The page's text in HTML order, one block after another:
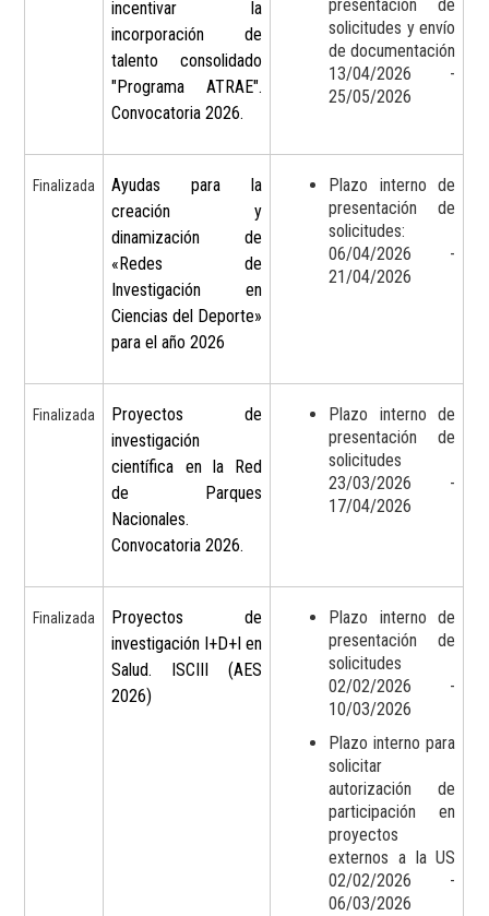
incentivar la
incorporación de
talento consolidado
"Programa ATRAE".
Convocatoria 2026.
presentación de
solicitudes y envío
de documentación
13/04/2026 -
25/05/2026
Finalizada
Ayudas para la
creación y
dinamización de
«Redes de
Investigación en
Ciencias del Deporte»
para el año 2026
Plazo interno de
presentación de
solicitudes:
06/04/2026 -
21/04/2026
Finalizada
Proyectos de
investigación
científica en la Red
de Parques
Nacionales.
Convocatoria 2026.
Plazo interno de
presentación de
solicitudes
23/03/2026 -
17/04/2026
Finalizada
Proyectos de
investigación I+D+I en
Salud. ISCIII (AES
2026)
Plazo interno de
presentación de
solicitudes
02/02/2026 -
10/03/2026
Plazo interno para
solicitar
autorización de
participación en
proyectos
externos a la US
02/02/2026 -
06/03/2026